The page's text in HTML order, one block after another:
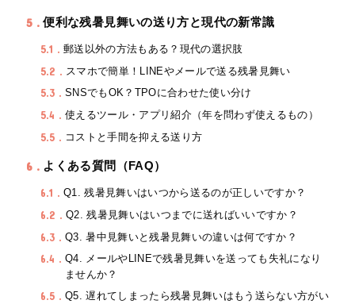
5 便利な残暑見舞いの送り方と現代の新常識
5.1 郵送以外の方法もある？現代の選択肢
5.2 スマホで簡単！LINEやメールで送る残暑見舞い
5.3 SNSでもOK？TPOに合わせた使い分け
5.4 使えるツール・アプリ紹介（年を問わず使えるもの）
5.5 コストと手間を抑える送り方
6 よくある質問（FAQ）
6.1 Q1. 残暑見舞いはいつから送るのが正しいですか？
6.2 Q2. 残暑見舞いはいつまでに送ればいいですか？
6.3 Q3. 暑中見舞いと残暑見舞いの違いは何ですか？
6.4
Q4. メールやLINEで残暑見舞いを送っても失礼になり
ませんか？
6.5
Q5. 遅れてしまったら残暑見舞いはもう送らない方がい